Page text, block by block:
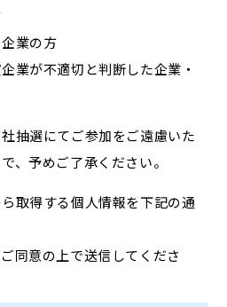
業の方
業が不適切と判断した企業・
抽選にてご参加をご遠慮いた
、予めご了承ください。
取得する個人情報を下記の通
同意の上で送信してくださ